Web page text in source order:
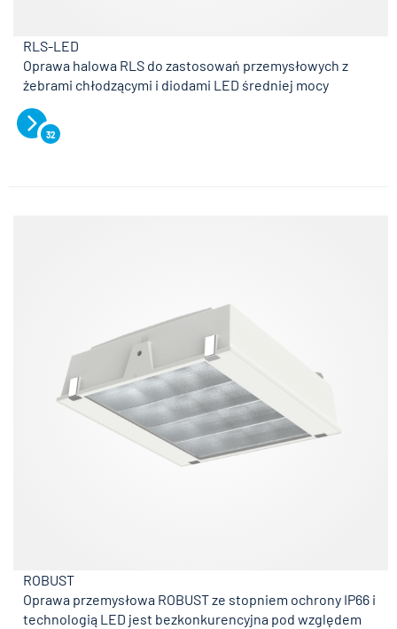
RLS-LED
Oprawa halowa RLS do zastosowań przemysłowych z
żebrami chłodzącymi i diodami LED średniej mocy
32
ROBUST
Oprawa przemysłowa ROBUST ze stopniem ochrony IP66 i
technologią LED jest bezkonkurencyjna pod względem